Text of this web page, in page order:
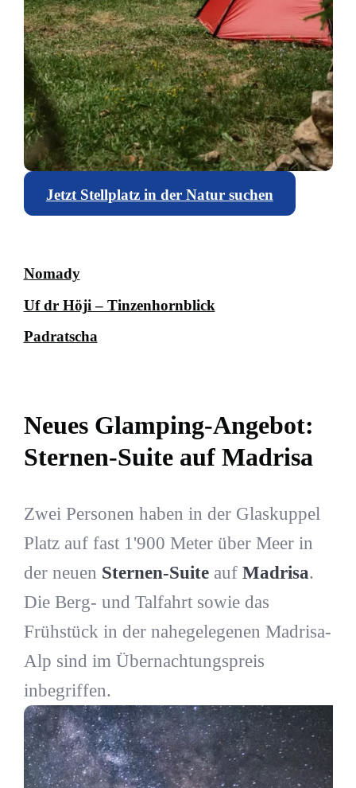
Jetzt Stellplatz in der Natur suchen
Nomady
Uf dr Höji – Tinzenhornblick
Padratscha
Neues Glamping-Angebot:
Sternen-Suite auf Madrisa
Zwei Personen haben in der Glaskuppel
Platz auf fast 1'900 Meter über Meer in
der neuen Sternen-Suiteauf Madrisa.
Die Berg- und Talfahrt sowie das
Frühstück in der nahegelegenen Madrisa-
Alp sind im Übernachtungspreis
inbegriffen.